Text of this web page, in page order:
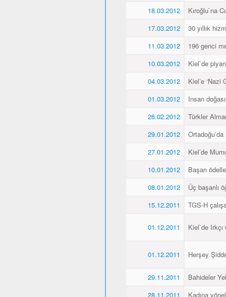
18.03.2012
Kıroğlu`na
17.03.2012
30 yıllık
11.03.2012
196 genci
10.03.2012
Kiel`de
04.03.2012
Kiel’e ‘Nazi
01.03.2012
Insan
26.02.2012
Türkler
29.01.2012
27.01.2012
Kiel’de
10.01.2012
Başarı
08.01.2012
Üç başarılı
15.12.2011
TGS-H
01.12.2011 Kiel`de Irkçı
01.12.2011 Herşey
29.11.2011
Bahideler
28.11.2011
Kadına